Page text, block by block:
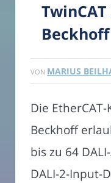
TwinCAT
Beckhoff
VON MARIUS
Die
Beckhoff
bis zu 64
DALI-2-Input-